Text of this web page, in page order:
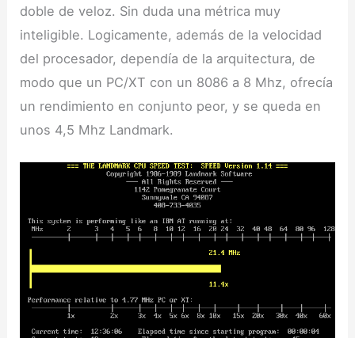
doble de veloz. Sin duda una métrica muy
inteligible. Logicamente, además de la velocidad
del procesador, dependía de la arquitectura, de
modo que un PC/XT con un 8086 a 8 Mhz, ofrecía
un rendimiento en conjunto peor, y se queda en
unos 4,5 Mhz Landmark.